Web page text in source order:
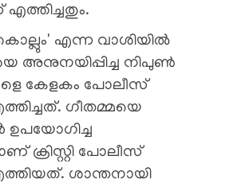
എന്ന വാശിയിൽ
അനുനയിപ്പിച്ച നിപുൺ
കേളകം പോലീസ്
ഗീതമ്മയെ
ഉപയോഗിച്ച
ക്രിസ്റ്റി പോലീസ്
ശാന്തനായി